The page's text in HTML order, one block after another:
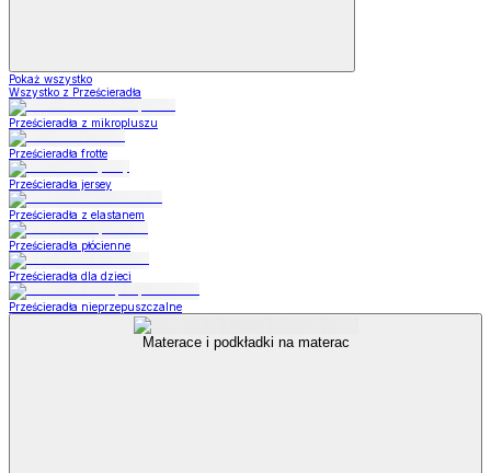
Pokaż wszystko
Wszystko z Prześcieradła
Prześcieradła z mikropluszu
Prześcieradła frotte
Prześcieradła jersey
Prześcieradła z elastanem
Prześcieradła płócienne
Prześcieradła dla dzieci
Prześcieradła nieprzepuszczalne
Materace i podkładki na materac